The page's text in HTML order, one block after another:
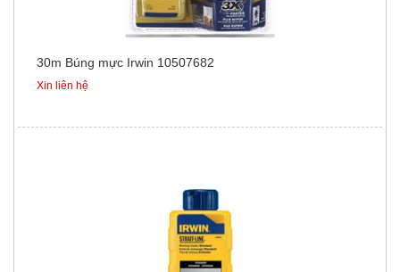
30m Búng mực Irwin 10507682
Xin liên hệ